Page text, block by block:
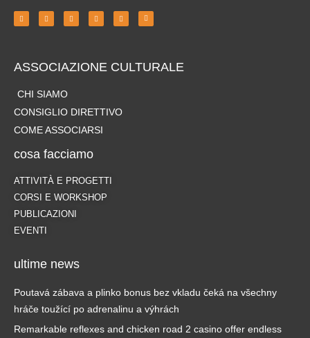
ASSOCIAZIONE CULTURALE
CHI SIAMO
CONSIGLIO DIRETTIVO
COME ASSOCIARSI
cosa facciamo
ATTIVITÀ E PROGETTI
CORSI E WORKSHOP
PUBLICAZIONI
EVENTI
ultime news
Poutavá zábava a plinko bonus bez vkladu čeká na všechny
hráče toužící po adrenalinu a výhrách
Remarkable reflexes and chicken road 2 casino offer endless